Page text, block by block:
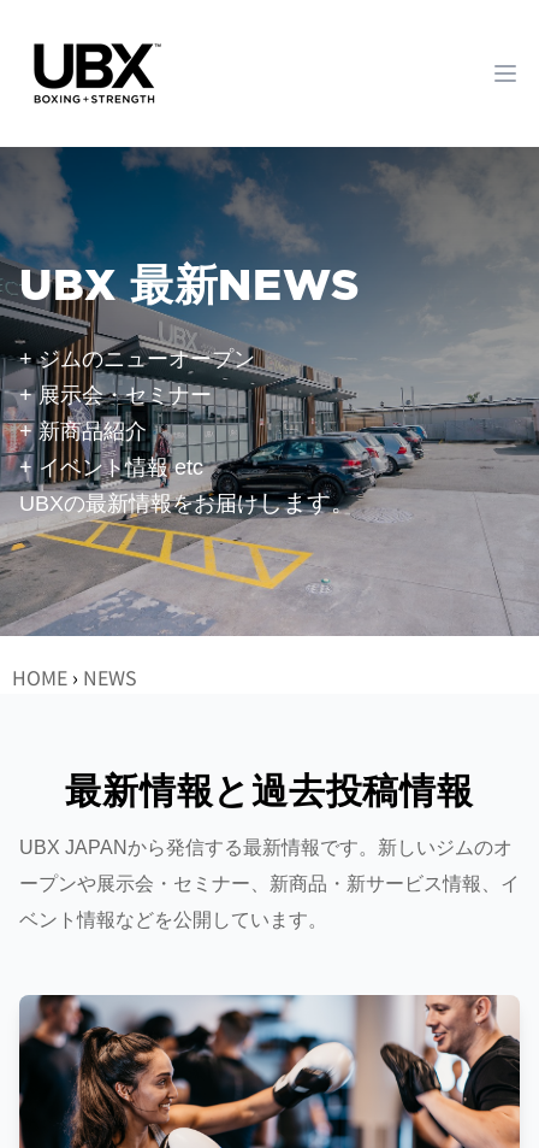
UBX 最新NEWS
+ ジムのニューオープン
+ 展示会・セミナー
+ 新商品紹介
+ イベント情報 etc
UBXの最新情報をお届けします。
HOME › NEWS
最新情報と過去投稿情報
UBX JAPANから発信する最新情報です。新しいジムのオ
ープンや展示会・セミナー、新商品・新サービス情報、イ
ベント情報などを公開しています。